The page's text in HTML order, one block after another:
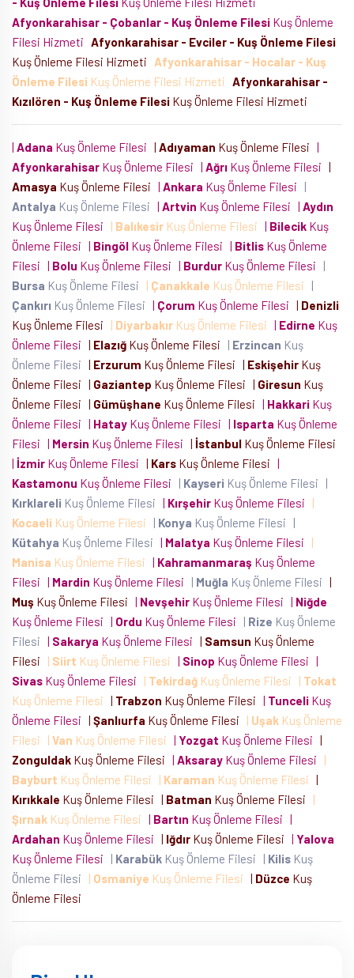
Afyonkarahisar - Çobanlar - Kuş Önleme Filesi Kuş Önleme
Filesi Hizmeti Afyonkarahisar - Evciler - Kuş Önleme Filesi
Kuş Önleme Filesi Hizmeti
Afyonkarahisar - Hocalar - Kuş
Önleme Filesi Kuş Önleme Filesi Hizmeti Afyonkarahisar -
Kızılören - Kuş Önleme Filesi Kuş Önleme Filesi Hizmeti
| Adana Kuş Önleme Filesi | Adıyaman Kuş Önleme Filesi |
Afyonkarahisar Kuş Önleme Filesi | Ağrı Kuş Önleme Filesi |
Amasya Kuş Önleme Filesi | Ankara Kuş Önleme Filesi
|
Antalya Kuş Önleme Filesi | Artvin Kuş Önleme Filesi | Aydın
Kuş Önleme Filesi
| Balıkesir Kuş Önleme Filesi | Bilecik Kuş
Önleme Filesi | Bingöl Kuş Önleme Filesi | Bitlis Kuş Önleme
Filesi | Bolu Kuş Önleme Filesi | Burdur Kuş Önleme Filesi
|
Bursa Kuş Önleme Filesi | Çanakkale Kuş Önleme Filesi
|
Çankırı Kuş Önleme Filesi | Çorum Kuş Önleme Filesi | Denizli
Kuş Önleme Filesi
| Diyarbakır Kuş Önleme Filesi | Edirne Kuş
Önleme Filesi | Elazığ Kuş Önleme Filesi | Erzincan Kuş
Önleme Filesi | Erzurum Kuş Önleme Filesi | Eskişehir Kuş
Önleme Filesi | Gaziantep Kuş Önleme Filesi | Giresun Kuş
Önleme Filesi | Gümüşhane Kuş Önleme Filesi | Hakkari Kuş
Önleme Filesi | Hatay Kuş Önleme Filesi | Isparta Kuş Önleme
Filesi | Mersin Kuş Önleme Filesi | İstanbul Kuş Önleme Filesi
| İzmir Kuş Önleme Filesi | Kars Kuş Önleme Filesi |
Kastamonu Kuş Önleme Filesi | Kayseri Kuş Önleme Filesi
|
Kırklareli Kuş Önleme Filesi | Kırşehir Kuş Önleme Filesi
|
Kocaeli Kuş Önleme Filesi | Konya Kuş Önleme Filesi
|
Kütahya Kuş Önleme Filesi | Malatya Kuş Önleme Filesi
|
Manisa Kuş Önleme Filesi | Kahramanmaraş Kuş Önleme
Filesi | Mardin Kuş Önleme Filesi | Muğla Kuş Önleme Filesi |
Muş Kuş Önleme Filesi | Nevşehir Kuş Önleme Filesi | Niğde
Kuş Önleme Filesi | Ordu Kuş Önleme Filesi | Rize Kuş Önleme
Filesi | Sakarya Kuş Önleme Filesi | Samsun Kuş Önleme
Filesi
| Siirt Kuş Önleme Filesi | Sinop Kuş Önleme Filesi |
Sivas Kuş Önleme Filesi | Tekirdağ Kuş Önleme Filesi | Tokat
Kuş Önleme Filesi | Trabzon Kuş Önleme Filesi | Tunceli Kuş
Önleme Filesi | Şanlıurfa Kuş Önleme Filesi | Uşak Kuş Önleme
Filesi
| Van Kuş Önleme Filesi | Yozgat Kuş Önleme Filesi |
Zonguldak Kuş Önleme Filesi | Aksaray Kuş Önleme Filesi
|
Bayburt Kuş Önleme Filesi | Karaman Kuş Önleme Filesi |
Kırıkkale Kuş Önleme Filesi | Batman Kuş Önleme Filesi
|
Şırnak Kuş Önleme Filesi | Bartın Kuş Önleme Filesi |
Ardahan Kuş Önleme Filesi | Iğdır Kuş Önleme Filesi | Yalova
Kuş Önleme Filesi
| Karabük Kuş Önleme Filesi | Kilis Kuş
Önleme Filesi
| Osmaniye Kuş Önleme Filesi | Düzce Kuş
Önleme Filesi